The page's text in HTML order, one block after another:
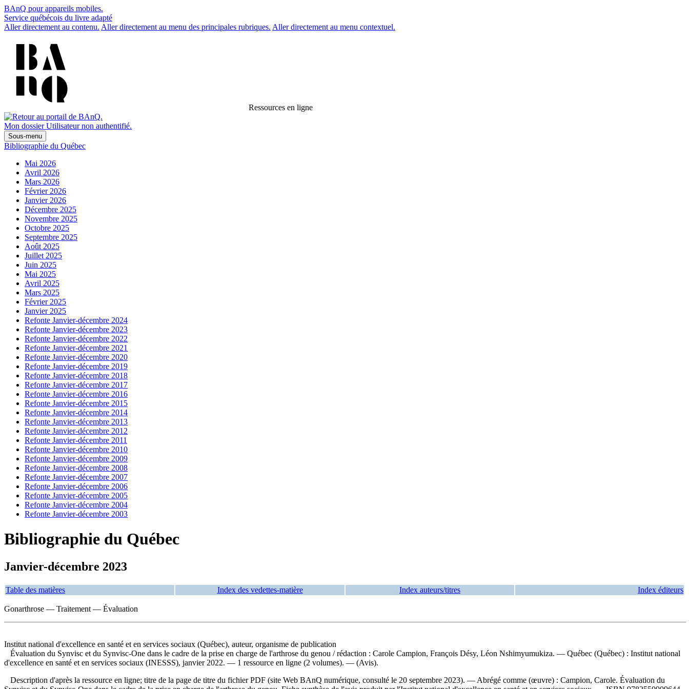
BAnQ pour appareils mobiles.
Service québécois du livre adapté
Aller directement au contenu. Aller directement au menu des principales rubriques. Aller directement au menu contextuel.
Ressources en ligne
Mon dossier Utilisateur non authentifié.
Sous-menu
Bibliographie du Québec
Mai 2026
Avril 2026
Mars 2026
Février 2026
Janvier 2026
Décembre 2025
Novembre 2025
Octobre 2025
Septembre 2025
Août 2025
Juillet 2025
Juin 2025
Mai 2025
Avril 2025
Mars 2025
Février 2025
Janvier 2025
Refonte Janvier-décembre 2024
Refonte Janvier-décembre 2023
Refonte Janvier-décembre 2022
Refonte Janvier-décembre 2021
Refonte Janvier-décembre 2020
Refonte Janvier-décembre 2019
Refonte Janvier-décembre 2018
Refonte Janvier-décembre 2017
Refonte Janvier-décembre 2016
Refonte Janvier-décembre 2015
Refonte Janvier-décembre 2014
Refonte Janvier-décembre 2013
Refonte Janvier-décembre 2012
Refonte Janvier-décembre 2011
Refonte Janvier-décembre 2010
Refonte Janvier-décembre 2009
Refonte Janvier-décembre 2008
Refonte Janvier-décembre 2007
Refonte Janvier-décembre 2006
Refonte Janvier-décembre 2005
Refonte Janvier-décembre 2004
Refonte Janvier-décembre 2003
Bibliographie du Québec
Janvier-décembre 2023
Table des matières Index des vedettes-matière Index auteurs/titres Index éditeurs
Gonarthrose — Traitement — Évaluation
Institut national d'excellence en santé et en services sociaux (Québec), auteur, organisme de publication
Évaluation du Synvisc et du Synvisc-One dans le cadre de la prise en charge de l'arthrose du genou / rédaction : Carole Campion, François Désy, Léon Nshimyumukiza. — Québec (Québec) : Institut national
d'excellence en santé et en services sociaux (INESSS), janvier 2022. — 1 ressource en ligne (2 volumes). — (Avis).
Description d'après la ressource en ligne; titre de la page de titre du fichier PDF (site Web BAnQ numérique, consulté le 20 septembre 2023). — Abrégé comme (œuvre) : Campion, Carole. Évaluation du